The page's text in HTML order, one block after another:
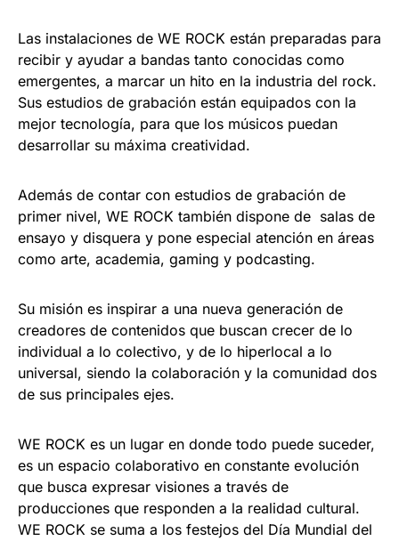
Las instalaciones de WE ROCK están preparadas para
recibir y ayudar a bandas tanto conocidas como
emergentes, a marcar un hito en la industria del rock.
Sus estudios de grabación están equipados con la
mejor tecnología, para que los músicos puedan
desarrollar su máxima creatividad.
Además de contar con estudios de grabación de
primer nivel, WE ROCK también dispone de salas de
ensayo y disquera y pone especial atención en áreas
como arte, academia, gaming y podcasting.
Su misión es inspirar a una nueva generación de
creadores de contenidos que buscan crecer de lo
individual a lo colectivo, y de lo hiperlocal a lo
universal, siendo la colaboración y la comunidad dos
de sus principales ejes.
WE ROCK es un lugar en donde todo puede suceder,
es un espacio colaborativo en constante evolución
que busca expresar visiones a través de
producciones que responden a la realidad cultural.
WE ROCK se suma a los festejos del Día Mundial del